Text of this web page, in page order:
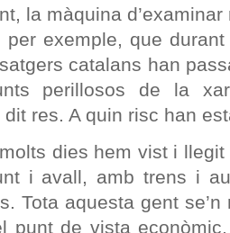
la màquina
per exemple, que
catalans han
perillosos de la
dit res. A quin risc han
dies hem vist i
i avall, amb trens i
Tota aquesta gent
punt de vista